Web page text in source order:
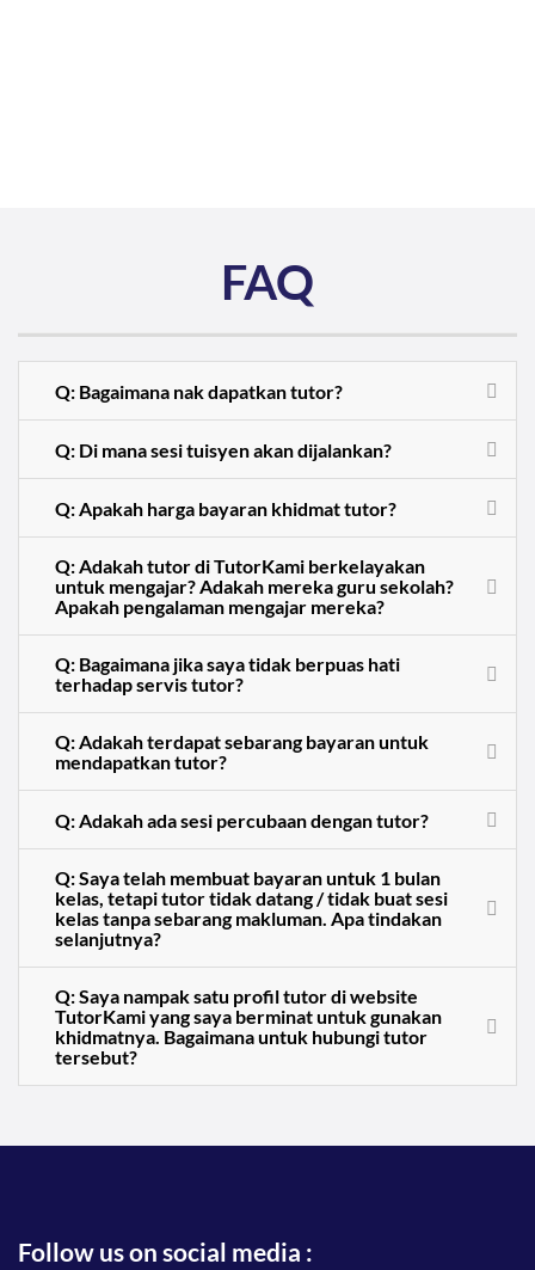
FAQ
Q: Bagaimana nak dapatkan tutor?
Q: Di mana sesi tuisyen akan dijalankan?
Q: Apakah harga bayaran khidmat tutor?
Q: Adakah tutor di TutorKami berkelayakan
untuk mengajar? Adakah mereka guru sekolah?
Apakah pengalaman mengajar mereka?
Q: Bagaimana jika saya tidak berpuas hati
terhadap servis tutor?
Q: Adakah terdapat sebarang bayaran untuk
mendapatkan tutor?
Q: Adakah ada sesi percubaan dengan tutor?
Q: Saya telah membuat bayaran untuk 1 bulan
kelas, tetapi tutor tidak datang / tidak buat sesi
kelas tanpa sebarang makluman. Apa tindakan
selanjutnya?
Q: Saya nampak satu profil tutor di website
TutorKami yang saya berminat untuk gunakan
khidmatnya. Bagaimana untuk hubungi tutor
tersebut?
Follow us on social media :